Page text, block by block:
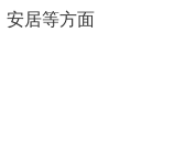
安居等方面